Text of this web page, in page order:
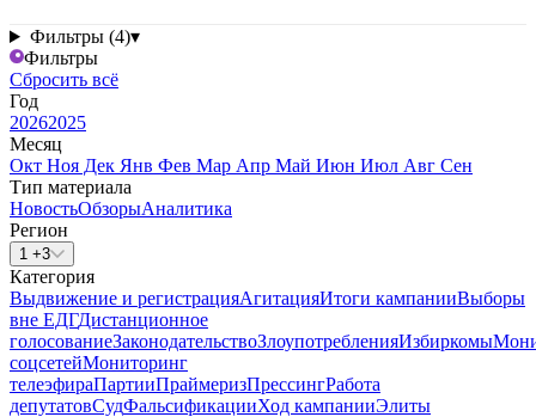
Фильтры (4)▾
Фильтры
Сбросить всё
Год
20262025
Месяц
Окт Ноя Дек Янв Фев Мар Апр Май Июн Июл Авг Сен
Тип материала
НовостьОбзорыАналитика
Регион
1 +3
Категория
Выдвижение и регистрацияАгитацияИтоги кампанииВыборы
вне ЕДГДистанционное
голосованиеЗаконодательствоЗлоупотребленияИзбиркомы
соцсетейМониторинг
телеэфираПартииПраймеризПрессингРабота
депутатовСудФальсификацииХод кампанииЭлиты